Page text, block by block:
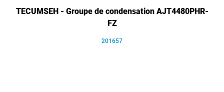
TECUMSEH - Groupe de condensation AJT4480PHR-
FZ
201657